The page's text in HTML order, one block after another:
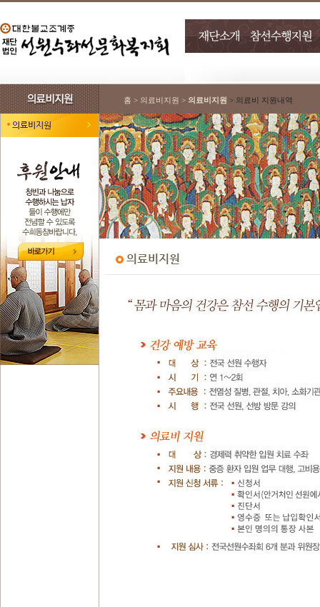
홈 > 의료비지원 > 의료비지원 > 의료비 지원내역